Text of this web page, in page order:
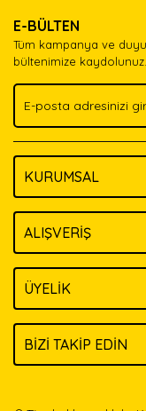
Ürün
Ürün bilgilerinde
Ürün fiyatı diğer
Bu ürüne benzer
E-BÜLTEN
Tüm kampanya ve
bültenimize kaydolunuz.
KURUMSAL
ALIŞVERİŞ
ÜYELİK
BİZİ TAKİP EDİN